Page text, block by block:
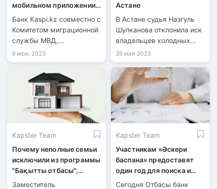
мобильном приложении
Kaspi.kz
Банк Kaspi.kz совместно с
Комитетом миграционной
службы МВД,
Министерством юстиции,
Министерством
цифровизации, РГП ИПЦ и
АО НИТ запустили новый
сервис, который позволит
оформить постоянную и
временную прописку
прямо в приложении
Kaspi.kz.
6 июн. 2023
Астане
В Астане судья Назгуль
Шулканова отклонила иск
владельцев холодных
квартир в элитном жилом
комплексе «Liberty» к
застройщику «Орда
Инвест», сообщил
адвокат Александр Пак.
26 мая 2023
Kapster Team
Почему неполные семьи
исключили из программы
"Бақытты отбасы",
объяснили в МИИР
Заместитель
Kapster Team
Участникам «Әскери
баспана» предоставят
один год для поиска и
покупки жилья
Сегодня Отбасы банк